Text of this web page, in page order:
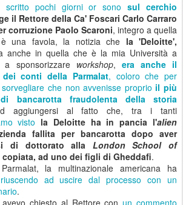
scritto pochi giorni or sonosul cerchio
il Rettore della Ca' Foscari Carlo Carraro
corruzione Paolo Scaroni, integro a quella
una favola, la notizia che la 'Deloitte',
anche in quella che è la mia Università a
sponsorizzare workshop, era anche il
conti della Parmalat, coloro che per
che non avvenisse proprio il più
bancarotta fraudolenta della storia
aggiungersi al fatto che, tra i tanti
visto la Deloitte ha in pancia l'alien
fallita per bancarotta dopo aver
di dottorato alla London School of
copiata, ad uno dei figli di Gheddafi.
la multinazionale americana ha
riuscendo ad uscire dal processo con un
.
chiesto al Rettore con un commento